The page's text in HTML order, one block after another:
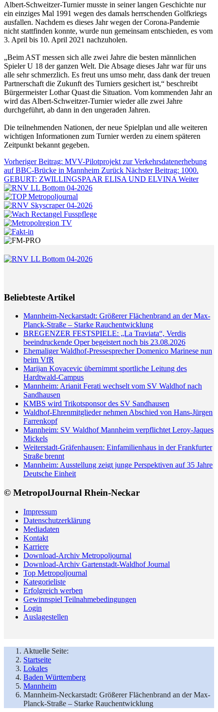
Albert-Schweitzer-Turnier musste in seiner langen Geschichte nur
ein einziges Mal 1991 wegen des damals herrschenden Golfkriegs
ausfallen. Nachdem es dieses Jahr wegen der Corona-Pandemie
nicht stattfinden konnte, wurde nun gemeinsam entschieden, es vom
3. April bis 10. April 2021 nachzuholen.
„Beim AST messen sich alle zwei Jahre die besten männlichen
Spieler U 18 der ganzen Welt. Die Absage dieses Jahr war für uns
alle sehr schmerzlich. Es freut uns umso mehr, dass dank der treuen
Partnerschaft die Zukunft des Turniers gesichert ist,“ beschreibt
Bürgermeister Lothar Quast die Situation. Vom kommenden Jahr an
wird das Albert-Schweitzer-Turnier wieder alle zwei Jahre
durchgeführt, ab dann in den ungeraden Jahren.
Die teilnehmenden Nationen, der neue Spielplan und alle weiteren
wichtigen Informationen zum Turnier werden zu einem späteren
Zeitpunkt bekannt gegeben.
Vorheriger Beitrag: MVV-Pilotprojekt zur Verkehrsdatenerhebung
auf BBC-Brücke in Mannheim Zurück Nächster Beitrag: 1000.
GEBURT: ZWILLINGSPAAR ELISA UND ELVINA Weiter
Beliebteste Artikel
Mannheim-Neckarstadt: Größerer Flächenbrand an der Max-
Planck-Straße – Starke Rauchentwicklung
BREGENZER FESTSPIELE: „La Traviata“, Verdis
beeindruckende Oper begeistert noch bis 23.08.2026
Ehemaliger Waldhof-Pressesprecher Domenico Marinese nun
beim VfR
Marijan Kovacevic übernimmt sportliche Leitung des
Hardtwald-Campus
Mannheim: Arianit Ferati wechselt vom SV Waldhof nach
Sandhausen
KMBS wird Trikotsponsor des SV Sandhausen
Waldhof-Ehrenmitglieder nehmen Abschied von Hans-Jürgen
Farrenkopf
Mannheim: SV Waldhof Mannheim verpflichtet Leroy-Jaques
Mickels
Weiterstadt-Gräfenhausen: Einfamilienhaus in der Frankfurter
Straße brennt
Mannheim: Ausstellung zeigt junge Perspektiven auf 35 Jahre
Deutsche Einheit
© MetropolJournal Rhein-Neckar
Impressum
Datenschutzerklärung
Mediadaten
Kontakt
Karriere
Download-Archiv Metropoljournal
Download-Archiv Gartenstadt-Waldhof Journal
Top Metropoljournal
Kategorieliste
Erfolgreich werben
Gewinnspiel Teilnahmebedingungen
Login
Auslagestellen
Aktuelle Seite:
Startseite
Lokales
Baden Württemberg
Mannheim
Mannheim-Neckarstadt: Größerer Flächenbrand an der Max-
Planck-Straße – Starke Rauchentwicklung